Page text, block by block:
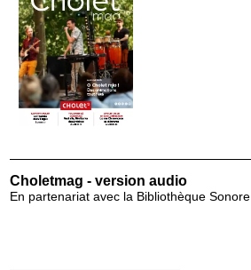
Choletmag - version audio
En partenariat avec la Bibliothèque Sonore